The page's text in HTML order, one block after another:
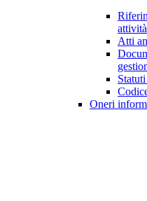
attività
Atti
Oneri